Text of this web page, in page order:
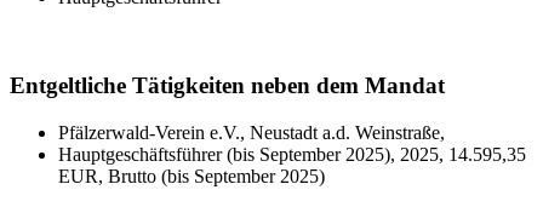
Entgeltliche Tätigkeiten neben dem Mandat
Pfälzerwald-Verein e.V., Neustadt a.d. Weinstraße,
Hauptgeschäftsführer (bis September 2025), 2025, 14.595,35
EUR, Brutto (bis September 2025)